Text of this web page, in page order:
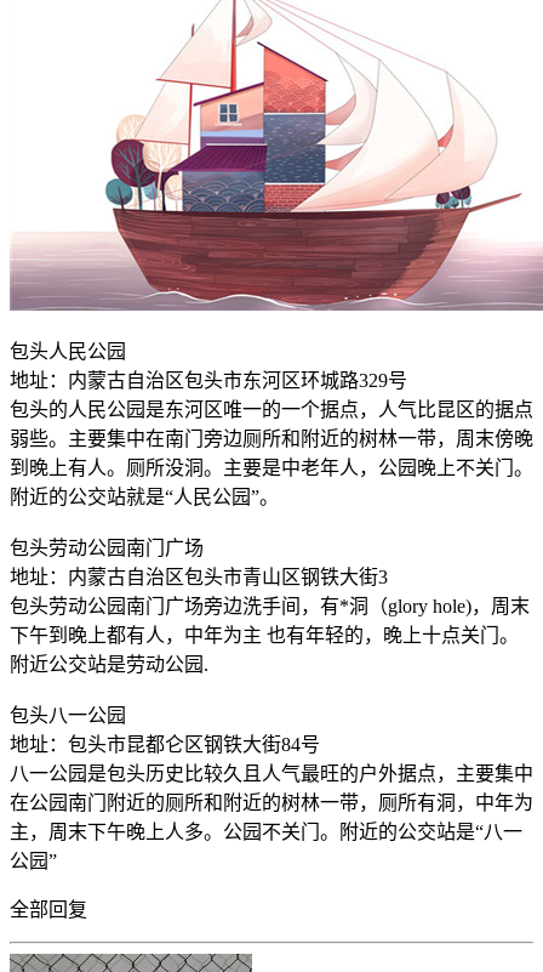
包头人民公园
地址：内蒙古自治区包头市东河区环城路329号
包头的人民公园是东河区唯一的一个据点，人气比昆区的据点
弱些。主要集中在南门旁边厕所和附近的树林一带，周末傍晚
到晚上有人。厕所没洞。主要是中老年人，公园晚上不关门。
附近的公交站就是“人民公园”。
包头劳动公园南门广场
地址：内蒙古自治区包头市青山区钢铁大街3
包头劳动公园南门广场旁边洗手间，有*洞（glory hole)，周末
下午到晚上都有人，中年为主 也有年轻的，晚上十点关门。
附近公交站是劳动公园.
包头八一公园
地址：包头市昆都仑区钢铁大街84号
八一公园是包头历史比较久且人气最旺的户外据点，主要集中
在公园南门附近的厕所和附近的树林一带，厕所有洞，中年为
主，周末下午晚上人多。公园不关门。附近的公交站是“八一
公园”
全部回复